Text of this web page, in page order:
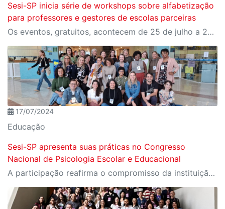
Sesi-SP inicia série de workshops sobre alfabetização
para professores e gestores de escolas parceiras
Os eventos, gratuitos, acontecem de 25 de julho a 27 de agosto, em 10 polos diferentes do estado de São Paulo
17/07/2024
Educação
Sesi-SP apresenta suas práticas no Congresso
Nacional de Psicologia Escolar e Educacional
A participação reafirma o compromisso da instituição com a área como uma ferramenta essencial para a transformação social